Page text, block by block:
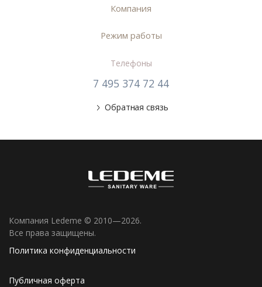
Компания
Режим работы
Телефоны
7 495 374 72 44
Обратная связь
Компания Ledeme © 2010—2026.
Все права защищены.
Политика конфиденциальности
Публичная оферта